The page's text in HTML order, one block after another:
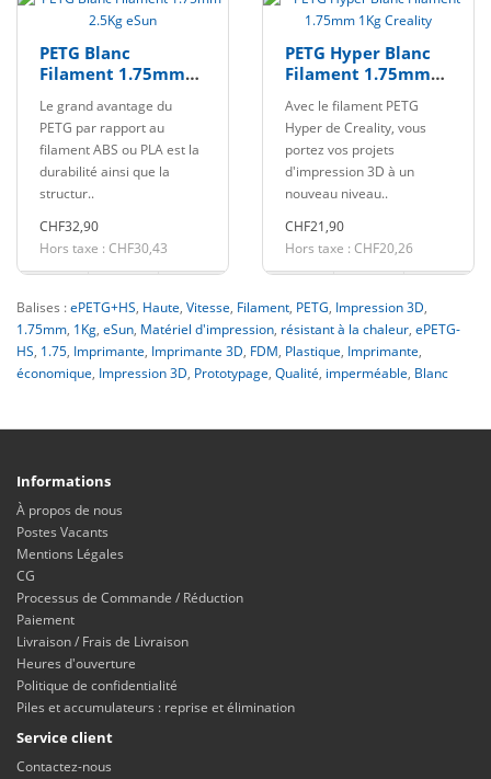
PETG Blanc
Filament 1.75mm
Le grand avantage du
PETG par rapport au
filament ABS ou PLA est la
durabilité ainsi que la
structur..
CHF32,90
Hors taxe : CHF30,43
PETG Hyper Blanc
Filament 1.75mm
Avec le filament PETG
Hyper de Creality, vous
portez vos projets
d'impression 3D à un
nouveau niveau..
CHF21,90
Hors taxe : CHF20,26
Balises :ePETG+HS, Haute, Vitesse, Filament, PETG, Impression 3D,
1.75mm, 1Kg, eSun, Matériel d'impression, résistant à la chaleur, ePETG-
HS, 1.75, Imprimante, Imprimante 3D, FDM, Plastique, Imprimante,
économique, Impression 3D, Prototypage, Qualité, imperméable, Blanc
Informations
À propos de nous
Postes Vacants
Mentions Légales
CG
Processus de Commande / Réduction
Paiement
Livraison / Frais de Livraison
Heures d'ouverture
Politique de confidentialité
Piles et accumulateurs : reprise et élimination
Service client
Contactez-nous